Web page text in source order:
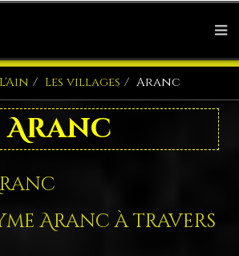
L'Ain Les villages Aranc
Aranc
Aranc à travers